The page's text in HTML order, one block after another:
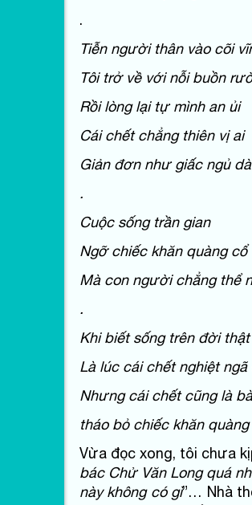
.
Tiễn người thân vào cõi
Tôi trở về với nỗi buồn
Rồi lòng lại tự mình an ủi
Cái chết chẳng thiên vị ai
Giản đơn như giấc ngủ
.
Cuộc sống trần gian
Ngỡ chiếc khăn quàng cổ
Mà con người chẳng thể
.
Khi biết sống trên đời
Là lúc cái chết nghiệt
Nhưng cái chết cũng là
tháo bỏ chiếc khăn
Vừa đọc xong, tôi chưa
bác Chử Văn Long quá
này không có gì”… Nhà